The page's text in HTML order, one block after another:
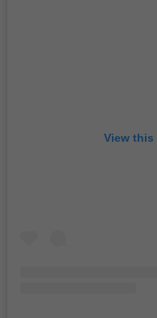
View this